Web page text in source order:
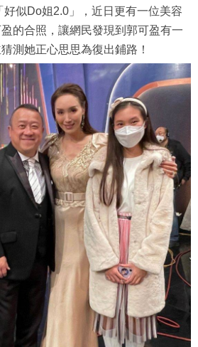
似Do姐2.0」，近日更有一位美容
的合照，讓網民發現到郭可盈有一
測她正心思思為復出鋪路！